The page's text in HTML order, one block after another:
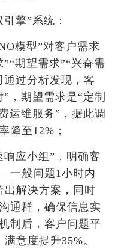
擎”系统：
模型”对客户需求
期望需求”“兴奋需
过分析发现，客
，期望需求是“定制
运维服务”，据此调
降至12%；
响应小组”，明确客
一般问题1小时内
出解决方案，同时
通群，确保信息实
制后，客户问题平
意度提升35%。